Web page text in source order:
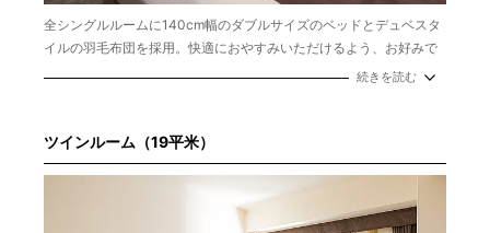
全シングルルームに140cm幅のダブルサイズのベッドとデュベスタ
イルの羽毛布団を採用。快適におやすみいただけるよう、お好みで
お選びいただける枕もご用意しています。インターネット接続、広
続きを読む
ツインルーム（19平米）